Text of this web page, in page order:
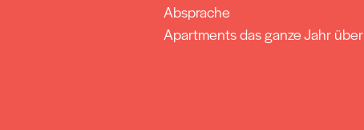
Absprache
Apartments das ganze Jahr über